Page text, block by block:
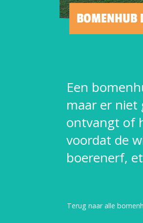
BOMENHUB
Een
maar er
ontvangt of
voordat de
boerenerf,
Terug naar alle